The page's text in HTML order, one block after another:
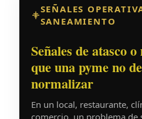
SEÑALES
SANEAMIENTO
Señales de atasco
que una pyme no
normalizar
En un local, restaurante,
comercio, un problema de